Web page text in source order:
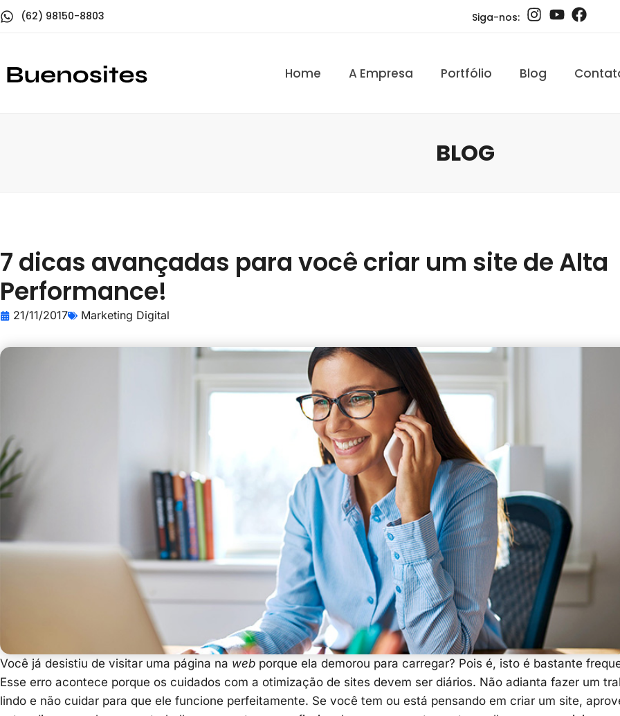
(62) 98150-8803 Siga-nos:
Home A Empresa Portfólio Blog
BLOG
7 dicas avançadas para você criar um site de Alta
Performance!
21/11/2017 Marketing Digital
Você já desistiu de visitar uma página na web porque ela demorou para carregar? Pois é, isto é bastante
Esse erro acontece porque os cuidados com a otimização de sites devem ser diários. Não adianta fazer um
lindo e não cuidar para que ele funcione perfeitamente. Se você tem ou está pensando em criar um site,